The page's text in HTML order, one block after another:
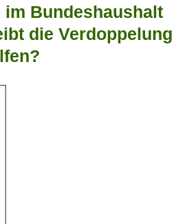
im Bundeshaushalt
die Verdoppelung